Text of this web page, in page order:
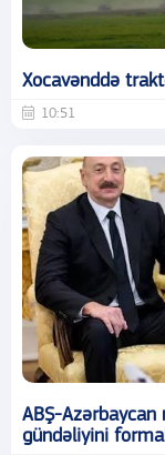
Xocavənddə
10:51
ABŞ-
gündəliyini